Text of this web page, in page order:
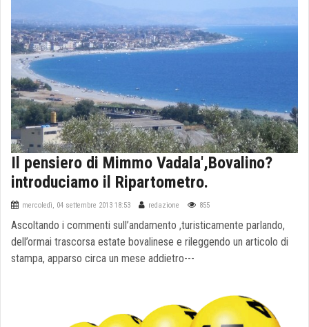
Il pensiero di Mimmo Vadala',Bovalino?
introduciamo il Ripartometro.
mercoledì, 04 settembre 2013 18:53 redazione 855
Ascoltando i commenti sull’andamento ,turisticamente parlando,
dell’ormai trascorsa estate bovalinese e rileggendo un articolo di
stampa, apparso circa un mese addietro---